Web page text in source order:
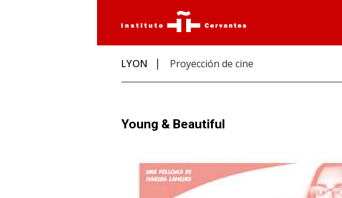
LYON Proyección de cine
Young & Beautiful